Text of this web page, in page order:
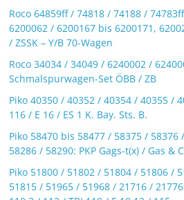
Roco 64859ff / 74818 / 74188 /
6200062 / 6200167 bis 6200171,
/ ZSSK – Y/B 70-Wagen
Roco 34034 / 34049 / 6240002 /
Schmalspurwagen-Set ÖBB / ZB
Piko 40350 / 40352 / 40354 / 40355 /
116 / E 16 / ES 1 K. Bay. Sts. B.
Piko 58470 bis 58477 / 58375 /
58286 / 58290: PKP Gags-t(x) / Gas &
Piko 51800 / 51802 / 51804 / 51806 /
51815 / 51965 / 51968 / 21716 /